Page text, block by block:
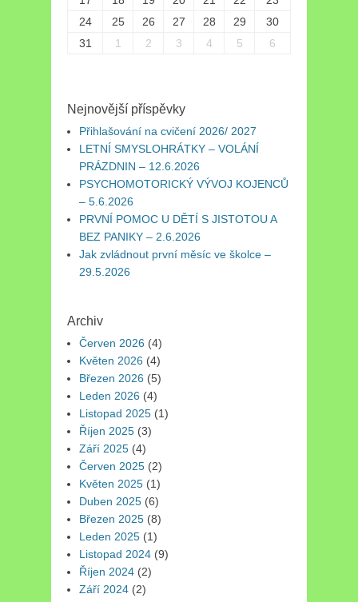
24
25 26 27 28 29
30
31
1 2 3 4 5 6
Nejnovější příspěvky
Přihlašování na cvičení 2026/ 2027
LETNÍ SMYSLOHRÁTKY – VOLÁNÍ
PRÁZDNIN – 12.6.2026
PSYCHOMOTORICKÝ VÝVOJ KOJENCŮ
– 5.6.2026
PRVNÍ POMOC U DĚTÍ S JISTOTOU A
BEZ PANIKY – 2.6.2026
Jak zvládnout první měsíc ve školce –
29.5.2026
Archiv
Červen 2026 (4)
Květen 2026 (4)
Březen 2026 (5)
Leden 2026 (4)
Listopad 2025 (1)
Říjen 2025 (3)
Září 2025 (4)
Červen 2025 (2)
Květen 2025 (1)
Duben 2025 (6)
Březen 2025 (8)
Leden 2025 (1)
Listopad 2024 (9)
Říjen 2024 (2)
Září 2024 (2)